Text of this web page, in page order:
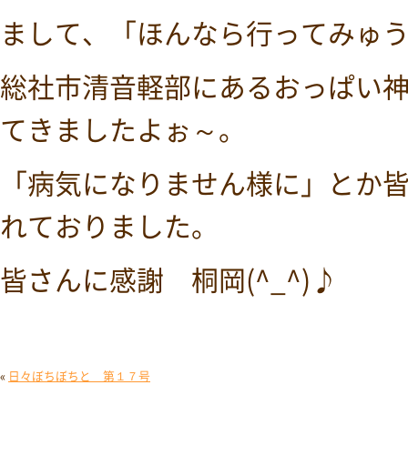
まして、「ほんなら行ってみゅ
総社市清音軽部にあるおっぱい
てきましたよぉ～。
「病気になりません様に」とか
れておりました。
皆さんに感謝 桐岡(^_^)♪
« 日々ぼちぼちと 第１７号